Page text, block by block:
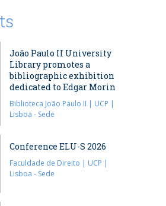
João Paulo II University
Library promotes a
bibliographic exhibition
dedicated to Edgar Morin
Biblioteca João Paulo II | UCP |
Lisboa - Sede
Conference ELU-S 2026
Faculdade de Direito | UCP |
Lisboa - Sede